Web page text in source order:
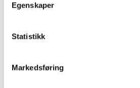
Egenskaper
Statistikk
Markedsføring
ANGREPSSPILLERE